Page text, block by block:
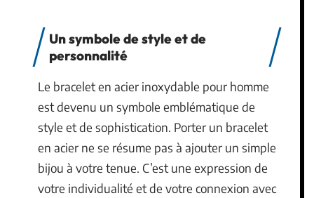
Un symbole de style et de
personnalité
Le bracelet en acier inoxydable pour homme
est devenu un symbole emblématique de
style et de sophistication. Porter un bracelet
en acier ne se résume pas à ajouter un simple
bijou à votre tenue. C’est une expression de
votre individualité et de votre connexion avec